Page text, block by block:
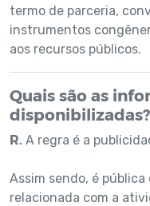
termo de parceria,
instrumentos
aos recursos públicos.
Quais são as
disponibilizadas?
R. A regra é a
Assim sendo, é
relacionada com a